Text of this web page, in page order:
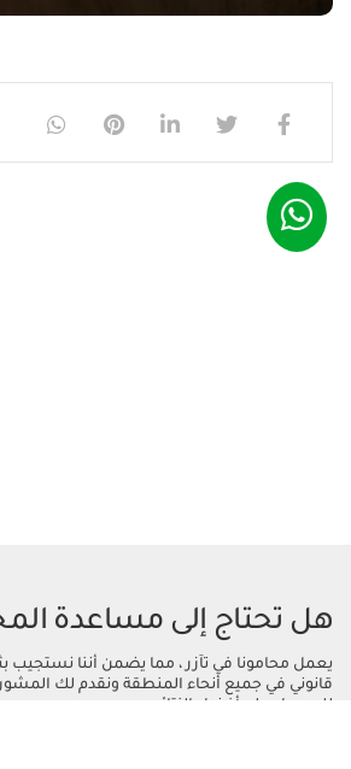
هل تحتاج إلى مساعدة
يعمل محامونا في تآزر ، مما يضمن أننا نستجيب
قانوني في جميع أنحاء المنطقة ونقدم لك